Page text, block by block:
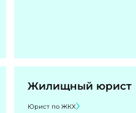
Жилищный юрист
Юрист по ЖКХ